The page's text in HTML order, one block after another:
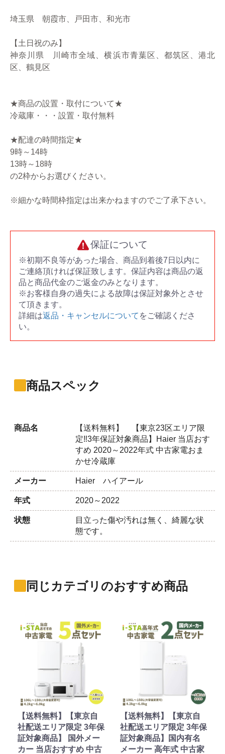
埼玉県 朝霞市、戸田市、和光市
【土日祝のみ】
神奈川県 川崎市全域、横浜市青葉区、都筑区、港北
区、鶴見区
★商品の設置・取付について★
冷蔵庫・・・設置・取付無料
★配達の時間指定★
9時～14時
13時～18時
の2枠からお選びください。
※細かな時間枠指定は出来かねますのでご了承下さい。
保証について
※初期不良等があった場合、商品到着後7日以内に
ご連絡頂ければ保証致します。保証内容は商品の返
品と商品代金のご返金のみとなります。
※お客様自身の過失による故障は保証対象外とさせ
て頂きます。
詳細は返品・キャンセルについて をご確認くださ
い。
商品スペック
商品名
【送料無料】 【東京23区エリア限
定‼3年保証対象商品】Haier 当店おす
すめ 2020～2022年式 中古家電おま
かせ冷蔵庫
メーカー Haier ハイアール
年式 2020～2022
状態
目立った傷や汚れは無く、綺麗な状
態です。
同じカテゴリのおすすめ商品
【送料無料】【東京自
社配送エリア限定 3年保
証対象商品】 国外メー
カー 当店おすすめ 中古
【送料無料】【東京自
社配送エリア限定 3年保
証対象商品】国内有名
メーカー 高年式 中古家